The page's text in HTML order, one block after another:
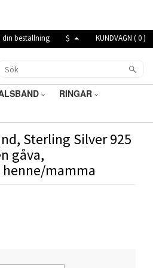
din beställning $ KUNDVAGN (0)
RINGAR
Sterling Silver 925
gåva,
mamma